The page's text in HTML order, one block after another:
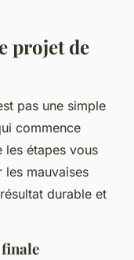
projet de
pas une simple
commence
les étapes vous
les mauvaises
durable et
finale